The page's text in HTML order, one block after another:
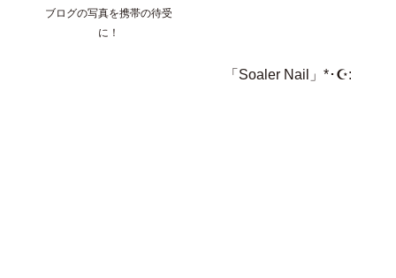
ブログの写真を携帯の待受
に！
「Soaler Nail」*･☪: